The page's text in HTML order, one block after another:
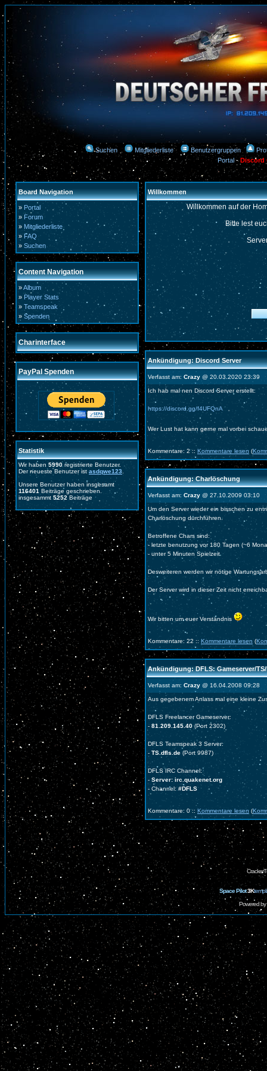
Suchen Mitgliederliste Benutzergruppen
Portal-Discord
Board Navigation
» Portal
» Forum
» Mitgliederliste
» FAQ
» Suchen
Content Navigation
»Album
» Player Stats
» Teamspeak
» Spenden
Charinterface
PayPal Spenden
Statistik
Wir haben 5990 registrierte Benutzer.
Der neueste Benutzer istasdqwe123
Unsere Benutzer haben insgesamt
116401 Beiträge geschrieben.
insgesammt 5252 Beiträge
Willkommen
Willkommen auf der
Bitte lest
Ankündigung: Discord Server
Verfasst am: Crazy @ 20.03.2020 23:39
Ich hab mal nen Discord Server erstellt:
https://discord.gg/f4UFQnA
Wer Lust hat kann gerne mal vorbei
Kommentare: 2 :: Kommentare lesen (
Ankündigung: Charlöschung
Verfasst am: Crazy @ 27.10.2009 03:10
Um den Server wieder ein bisschen zu
Charlöschung durchführen.
Betroffene Chars sind:
- letzte benutzung vor 180 Tagen (~6
- unter 5 Minuten Spielzeit
Desweiteren werden wir nötige
Der Server wird in dieser Zeit nicht
Wir bitten um euer Verständnis
Kommentare: 22 :: Kommentare lesen (
Ankündigung: DFLS: Gameserver/TS/
Verfasst am: Crazy @ 16.04.2008 09:28
Aus gegebenem Anlass mal eine kleine
DFLS Freelancer Gameserver:
- 81.209.145.40(Port 2302)
DFLS Teamspeak 3 Server:
- TS.dfls.de (Port 9987)
DFLS IRC Channel:
- Server: irc.quakenet.org
- Channel:#DFLS
Kommentare: 0 :: Kommentare lesen (
Space Pilot3K
Powered by